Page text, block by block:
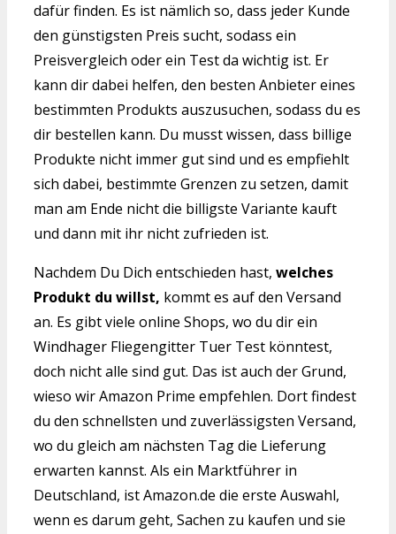
dafür finden. Es ist nämlich so, dass jeder Kunde
den günstigsten Preis sucht, sodass ein
Preisvergleich oder ein Test da wichtig ist. Er
kann dir dabei helfen, den besten Anbieter eines
bestimmten Produkts auszusuchen, sodass du es
dir bestellen kann. Du musst wissen, dass billige
Produkte nicht immer gut sind und es empfiehlt
sich dabei, bestimmte Grenzen zu setzen, damit
man am Ende nicht die billigste Variante kauft
und dann mit ihr nicht zufrieden ist.
Nachdem Du Dich entschieden hast, welches
Produkt du willst, kommt es auf den Versand
an. Es gibt viele online Shops, wo du dir ein
Windhager Fliegengitter Tuer Test könntest,
doch nicht alle sind gut. Das ist auch der Grund,
wieso wir Amazon Prime empfehlen. Dort findest
du den schnellsten und zuverlässigsten Versand,
wo du gleich am nächsten Tag die Lieferung
erwarten kannst. Als ein Marktführer in
Deutschland, ist Amazon.de die erste Auswahl,
wenn es darum geht, Sachen zu kaufen und sie